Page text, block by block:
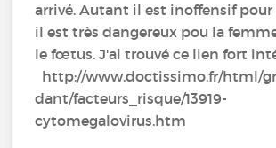
arrivé. Autant il est inoffensif
il est très dangereux pou la
le fœtus. J'ai trouvé ce lien fort
http://www.doctissimo.fr/html/
dant/facteurs_risque/13919-
cytomegalovirus.htm